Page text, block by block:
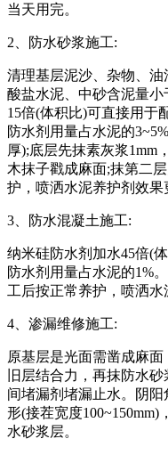
当天用完。
2、防水砂浆施工:
清理基层泥沙、杂物、
酸盐水泥、中砂含泥量
15倍(体积比)可直接用于
防水剂用量占水泥的
厚);底层先抹素灰浆1mm
木抹子戳成麻面;抹第二
护，喷洒水泥养护剂效果
3、防水混凝土施工:
纳米硅防水剂加水45倍(
防水剂用量占水泥的1%
工后按正常养护，喷洒水
4、渗漏维修施工:
原基层是光面需凿成麻
旧层结合力，再抹防水
间堵漏剂堵漏止水。阴
形(接茬宽度
水砂浆层。